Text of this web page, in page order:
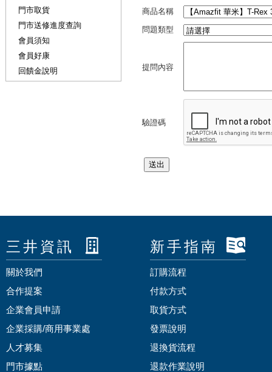
商品名稱
問題類型
提問內容
驗證碼
門市取貨
門市送修進度查詢
會員須知
會員好康
回饋金說明
三井資訊
關於我們
合作提案
企業會員申請
企業採購/商用事業處
人才募集
門市據點
新手指南
訂購流程
付款方式
取貨方式
發票說明
退換貨流程
退款作業說明